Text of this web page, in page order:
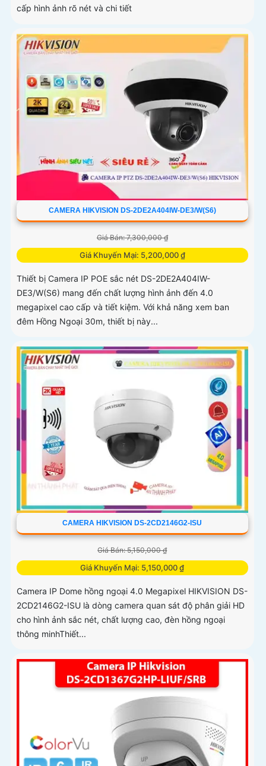
cấp hình ảnh rõ nét và chi tiết
CAMERA HIKVISION DS-2DE2A404IW-DE3/W(S6)
Giá Bán: 7,300,000 ₫
Giá Khuyến Mại: 5,200,000 ₫
Thiết bị Camera IP POE sắc nét DS-2DE2A404IW-
DE3/W(S6) mang đến chất lượng hình ảnh đến 4.0
megapixel cao cấp và tiết kiệm. Với khả năng xem ban
đêm Hồng Ngoại 30m, thiết bị này...
CAMERA HIKVISION DS-2CD2146G2-ISU
Giá Bán: 5,150,000 ₫
Giá Khuyến Mại: 5,150,000 ₫
Camera IP Dome hồng ngoại 4.0 Megapixel HIKVISION DS-
2CD2146G2-ISU là dòng camera quan sát độ phân giải HD
cho hình ảnh sắc nét, chất lượng cao, đèn hồng ngoại
thông minhThiết...